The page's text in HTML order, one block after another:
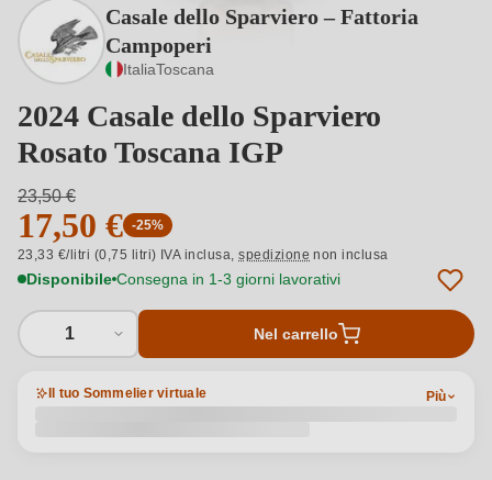
Casale dello Sparviero – Fattoria
Campoperi
ItaliaToscana
2024 Casale dello Sparviero
Rosato Toscana IGP
23,50 €
17,50 € -25%
23,33 €/litri (0,75 litri) IVA inclusa,spedizione non inclusa
Disponibile Consegna in 1-3 giorni lavorativi
1 Nel carrello
Il tuo Sommelier virtuale Più